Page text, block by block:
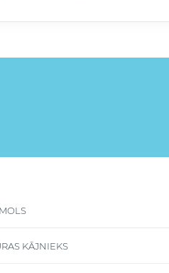
KĀJNIEKS